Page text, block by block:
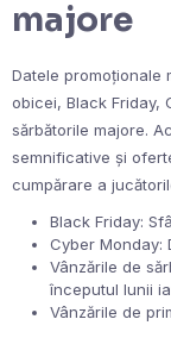
majore
Datele promoționale
obicei, Black Friday,
sărbătorile majore.
semnificative și
cumpărare a
Black Friday:
Cyber Monday:
Vânzările de
începutul lunii
Vânzările de